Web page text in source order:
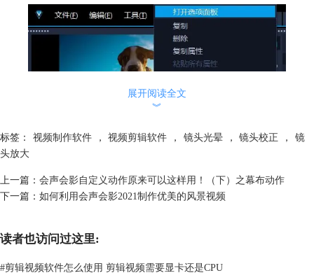
展开阅读全文
︾
标签： 视频制作软件 ， 视频剪辑软件 ， 镜头光晕 ， 镜头校正 ，
镜
头放大
上一篇： 会声会影自定义动作原来可以这样用！（下）之幕布动作
下一篇： 如何利用会声会影2021制作优美的风景视频
读者也访问过这里:
#剪辑视频软件怎么使用 剪辑视频需要显卡还是CPU